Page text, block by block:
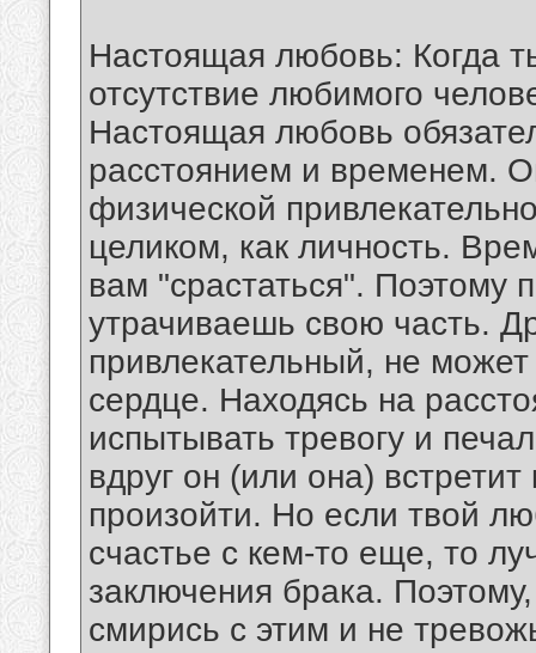
Настоящая любовь: Когда
отсутствие любимого
Настоящая любовь
расстоянием и временем.
физической
целиком, как личность.
вам "срастаться". Поэтому
утрачиваешь свою часть.
привлекательный, не
сердце. Находясь на
испытывать тревогу и
вдруг он (или она)
произойти. Но если твой
счастье с кем-то еще, то
заключения брака.
смирись с этим и не